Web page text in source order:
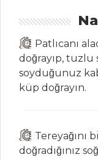
Deniz
Enginar
Sebze
Tüm Tarifleri
BALIK
YEMEKLERI
Patlıcanı
doğrayıp,
soyduğunuz
küp doğrayın.
Tereyağını
doğradığınız